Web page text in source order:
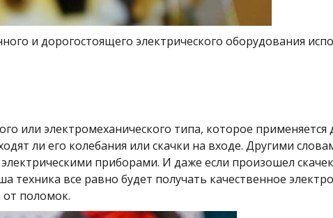
и дорогостоящего электрического оборудования
или электромеханического типа, которое
ли его колебания или скачки на входе. Другими
приборами. И даже если произошел
техника все равно будет получать качественное
поломок.